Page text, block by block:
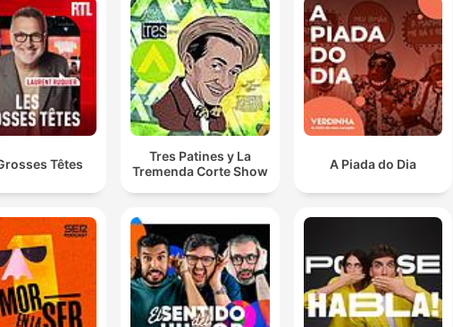
Têtes
Tres Patines y La
Tremenda Corte Show
A Piada do Dia